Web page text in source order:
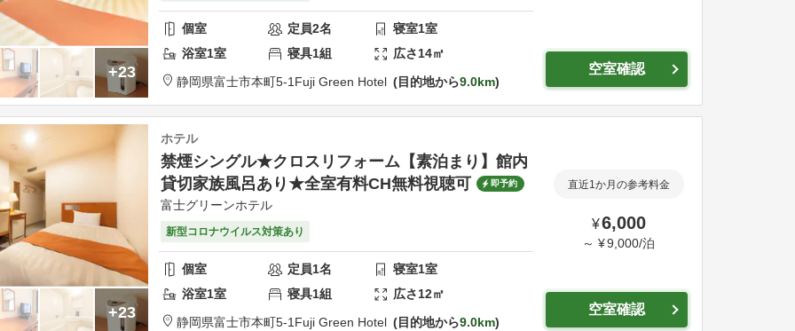
+23
個室 定員2名 寝室1室
浴室1室 寝具1組 広さ14㎡
静岡県富士市本町5-1 Fuji Green Hotel 目的地から9.0km
空室確認
+23
ホテル
禁煙シングル★クロスリフォーム【素泊まり】館内
貸切家族風呂あり★全室有料CH無料視聴可
即予約
富士グリーンホテル
新型コロナウイルス対策あり
個室 定員1名 寝室1室
浴室1室 寝具1組 広さ12㎡
静岡県富士市本町5-1 Fuji Green Hotel 目的地から9.0km
直近1か月の参考料金
¥6,000
～ ¥9,000/泊
空室確認